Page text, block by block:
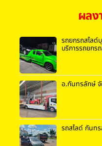
ผลง
รถยกรถสไลด์
บริการรถยกร
อ.กันทรลักษ์
รถสไลด์ กันท